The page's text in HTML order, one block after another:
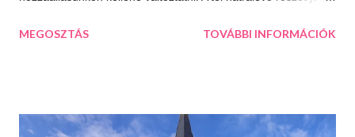
ami jó a télben: Végtelen mozizós estek Hamar sötétedik, ha
már nem gyakran esik a hó, de korizni akkor is lehet, minden
MEGOSZTÁS TOVÁBBI INFORMÁCIÓK